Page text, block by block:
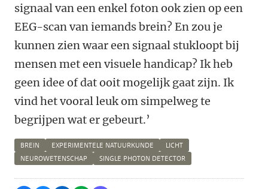
signaal van een enkel foton ook zien op een
EEG-scan van iemands brein? En zou je
kunnen zien waar een signaal stukloopt bij
mensen met een visuele handicap? Ik heb
geen idee of dat ooit mogelijk gaat zijn. Ik
vind het vooral leuk om simpelweg te
begrijpen wat er gebeurt.’
BREIN EXPERIMENTELE NATUURKUNDE
LICHT
NEUROWETENSCHAP
SINGLE PHOTON DETECTOR